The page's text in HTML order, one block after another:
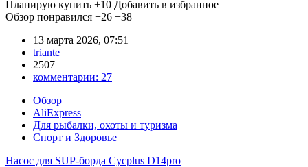
Планирую купить +10 Добавить в избранное
Обзор понравился +26 +38
13 марта 2026, 07:51
triante
2507
комментарии: 27
Обзор
AliExpress
Для рыбалки, охоты и туризма
Спорт и Здоровье
Насос для SUP-борда Cycplus D14pro